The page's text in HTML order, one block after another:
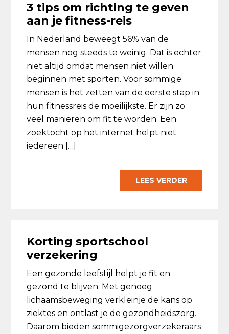
3 tips om richting te geven
aan je fitness-reis
In Nederland beweegt 56% van de
mensen nog steeds te weinig. Dat is echter
niet altijd omdat mensen niet willen
beginnen met sporten. Voor sommige
mensen is het zetten van de eerste stap in
hun fitnessreis de moeilijkste. Er zijn zo
veel manieren om fit te worden. Een
zoektocht op het internet helpt niet
iedereen […]
LEES VERDER
Korting sportschool
verzekering
Een gezonde leefstijl helpt je fit en
gezond te blijven. Met genoeg
lichaamsbeweging verkleinje de kans op
ziektes en ontlast je de gezondheidszorg.
Daarom bieden sommigezorgverzekeraars